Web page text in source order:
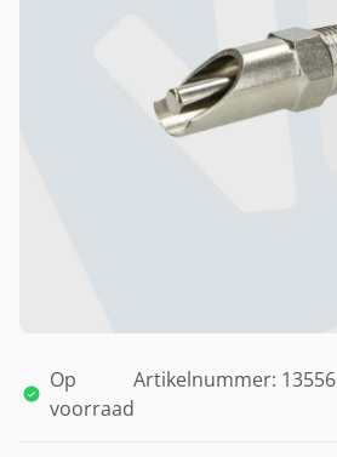
Op
voorraad
Artikelnummer: 13556